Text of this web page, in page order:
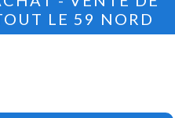
LE 59 NORD